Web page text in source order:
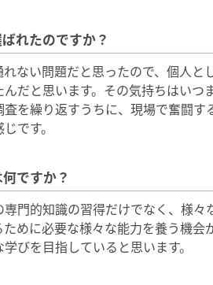
れたのですか？
ない問題だと思ったので、個人と
だと思います。その気持ちはいつ
を繰り返すうちに、現場で奮闘す
です。
ですか？
門的知識の習得だけでなく、様々
めに必要な様々な能力を養う機会
びを目指していると思います。